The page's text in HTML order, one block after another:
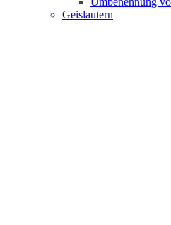
Geislautern